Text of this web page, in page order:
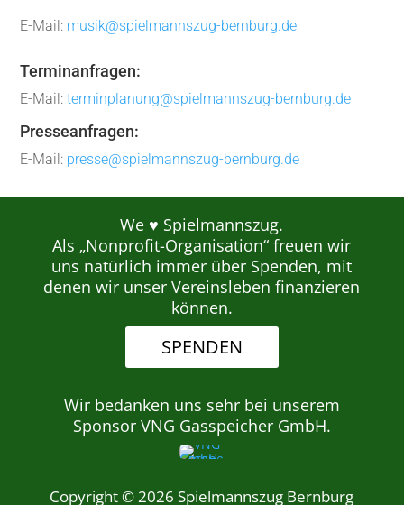
E-Mail: musik@spielmannszug-bernburg.de
Terminanfragen:
E-Mail:terminplanung@spielmannszug-bernburg.de
Presseanfragen:
E-Mail: presse@spielmannszug-bernburg.de
We ♥ Spielmannszug.
Als „Nonprofit-Organisation“ freuen wir
uns natürlich immer über Spenden, mit
denen wir unser Vereinsleben finanzieren
können.
SPENDEN
Wir bedanken uns sehr bei unserem
Sponsor VNG Gasspeicher GmbH.
Copyright © 2026 Spielmannszug Bernburg